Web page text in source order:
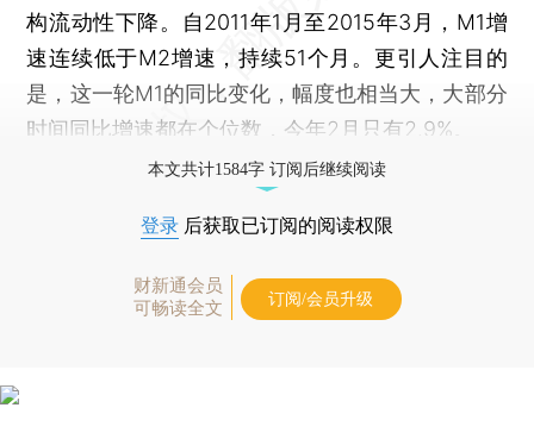
构流动性下降。自2011年1月至2015年3月，M1增
速连续低于M2增速，持续51个月。更引人注目的
是，这一轮M1的同比变化，幅度也相当大，大部分
时间同比增速都在个位数，今年2月只有2.9%。
本文共计1584字 订阅后继续阅读
登录 后获取已订阅的阅读权限
财新通会员
可畅读全文
订阅/会员升级